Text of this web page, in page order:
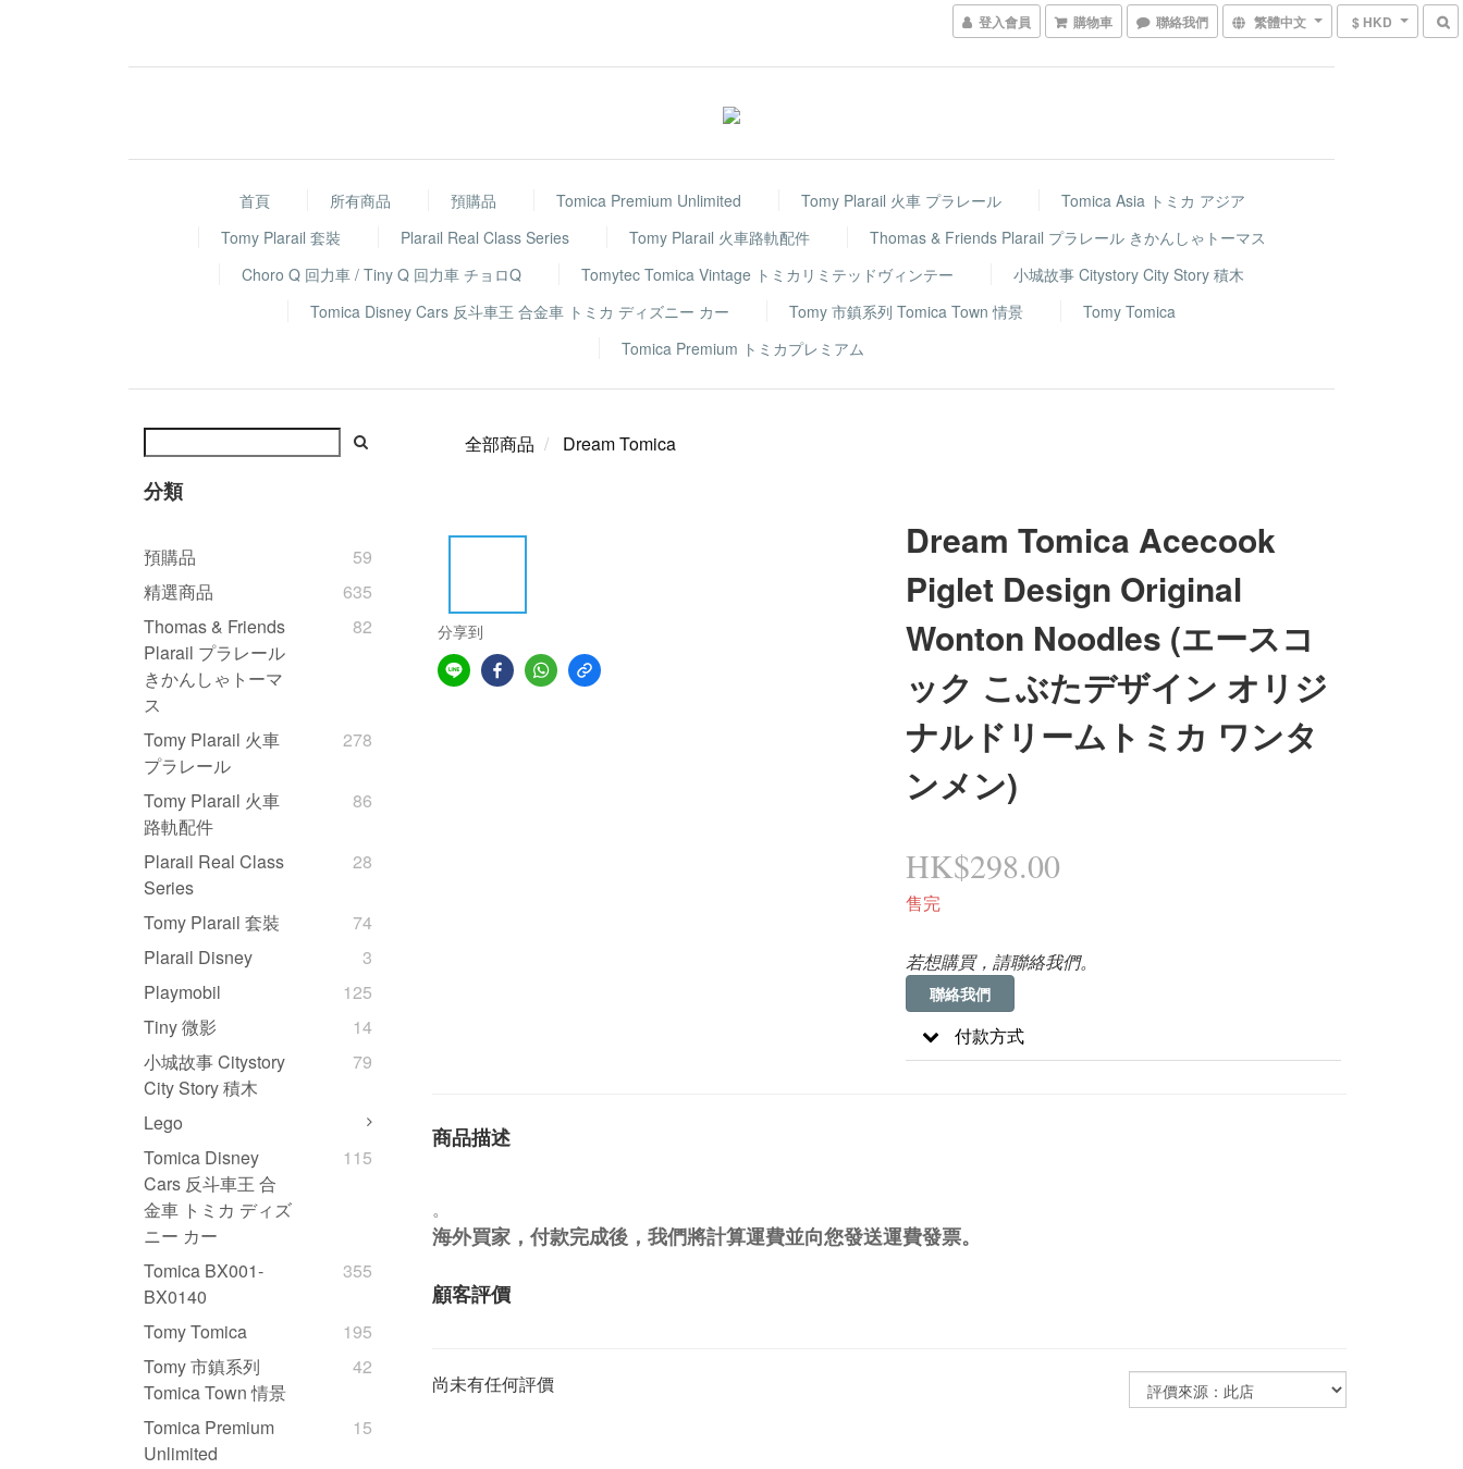
登入會員 購物車 聯絡我們 繁體中文 $ HKD
首頁 所有商品 預購品 Tomica Premium Unlimited Tomy Plarail 火車 プラレール
Tomica Asia トミカ アジア
Tomy Plarail 套裝
Plarail Real Class Series Tomy Plarail 火車路軌配件
Thomas & Friends Plarail プラレール きかんしゃトーマス
Choro Q 回力車 / Tiny Q 回力車 チョロQ
Tomytec Tomica Vintage トミカリミテッドヴィンテー
小城故事 Citystory City Story 積木
Tomica Disney Cars 反斗車王 合金車 トミカ ディズニー カー
Tomy 市鎮系列 Tomica Town 情景
Tomy Tomica
Tomica Premium トミカプレミアム
分類
預購品
59
精選商品
635
Thomas & Friends
Plarail プラレール
きかんしゃトーマ
ス
82
Tomy Plarail 火車
プラレール
278
Tomy Plarail 火車
路軌配件
86
Plarail Real Class
Series
28
Tomy Plarail 套裝
74
Plarail Disney
3
Playmobil
125
Tiny 微影
14
小城故事 Citystory
City Story 積木
79
Lego
Tomica Disney
Cars 反斗車王 合
金車 トミカ ディズ
ニー カー
115
Tomica BX001-
BX0140
355
Tomy Tomica
195
Tomy 市鎮系列
Tomica Town 情景
42
Tomica Premium
Unlimited
15
全部商品 Dream Tomica
分享到
Dream Tomica Acecook
Piglet Design Original
Wonton Noodles (エースコ
ック こぶたデザイン オリジ
ナルドリームトミカ ワンタ
ンメン)
HK$298.00
售完
若想購買，請聯絡我們。
聯絡我們
付款方式
商品描述
。
海外買家，付款完成後，我們將計算運費並向您發送運費發票。
顧客評價
尚未有任何評價